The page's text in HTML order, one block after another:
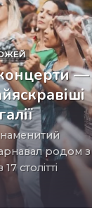
—
родом з
столітті